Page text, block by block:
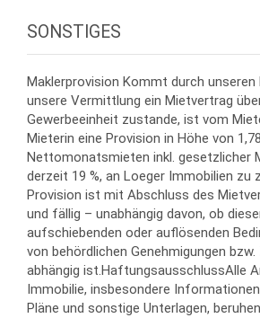
SONSTIGES
Maklerprovision Kommt durch unseren
unsere Vermittlung ein Mietvertrag
Gewerbeeinheit zustande, ist vom
Mieterin eine Provision in Höhe von
Nettomonatsmieten inkl. gesetzlicher
derzeit 19 %, an Loeger Immobilien zu
Provision ist mit Abschluss des
und fällig – unabhängig davon, ob
aufschiebenden oder auflösenden
von behördlichen Genehmigungen
abhängig ist.HaftungsausschlussAlle
Immobilie, insbesondere
Pläne und sonstige Unterlagen,